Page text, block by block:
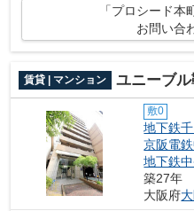
「プロシード
お問い合
賃貸 | マンション ユニーブル
敷0
地下鉄
京阪電
地下鉄
築27年
大阪府